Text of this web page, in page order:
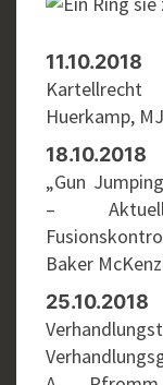
11.10.2018
Huerkamp,
18.10.2018
„Gun
–
Baker
25.10.2018